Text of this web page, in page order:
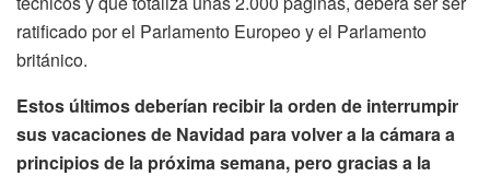
ratificado por el Parlamento Europeo y el Parlamento
británico.
Estos últimos deberían recibir la orden de interrumpir
sus vacaciones de Navidad para volver a la cámara a
principios de la próxima semana, pero gracias a la